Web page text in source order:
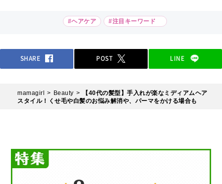
#ヘアケア #注目キーワード
SHARE POST LINE
mamagirl Beauty
【40代の髪型】手入れが楽なミディアムヘア
スタイル！くせ毛や白髪のお悩み解消や、パーマをかける場合も